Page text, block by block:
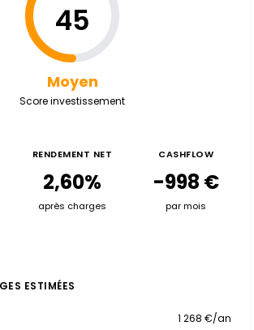
45
Moyen
Score investissement
RENDEMENT NET
2,60%
après charges
CASHFLOW
-998 €
par mois
ESTIMÉES
1 268 €/an